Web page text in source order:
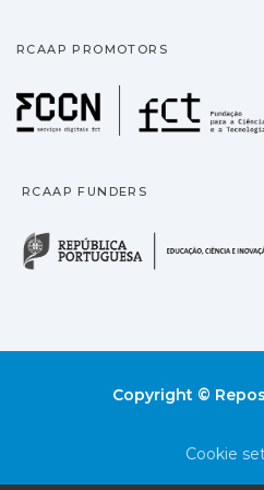
RCAAP PROMOTORS
RCAAP FUNDERS
Copyright ©
Cookie